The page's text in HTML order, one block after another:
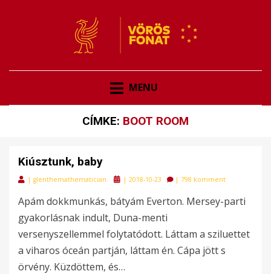
VÖRÖS FONAT
MENU
CÍMKE: BOOT ROOM
Kiúsztunk, baby
| glenthemathematician
Posted
| 2018-10-23 | 798 komment
Apám dokkmunkás, bátyám Everton. Mersey-parti
gyakorlásnak indult, Duna-menti
versenyszellemmel folytatódott. Láttam a sziluettet
a viharos óceán partján, láttam én. Cápa jött s
örvény. Küzdöttem, és…